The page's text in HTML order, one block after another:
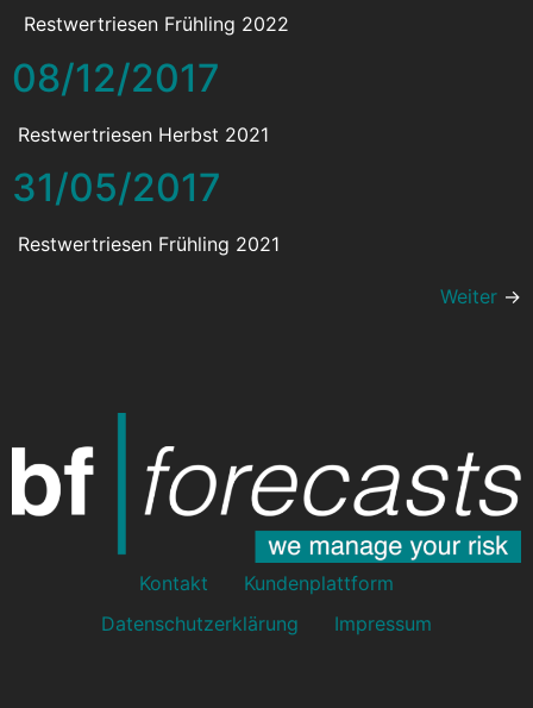
Restwertriesen Frühling 2022
08/12/2017
Restwertriesen Herbst 2021
31/05/2017
Restwertriesen Frühling 2021
Weiter →
Kontakt
Kundenplattform
Datenschutzerklärung
Impressum